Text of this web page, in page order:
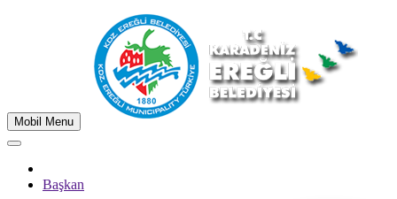
Mobil Menu
Başkan